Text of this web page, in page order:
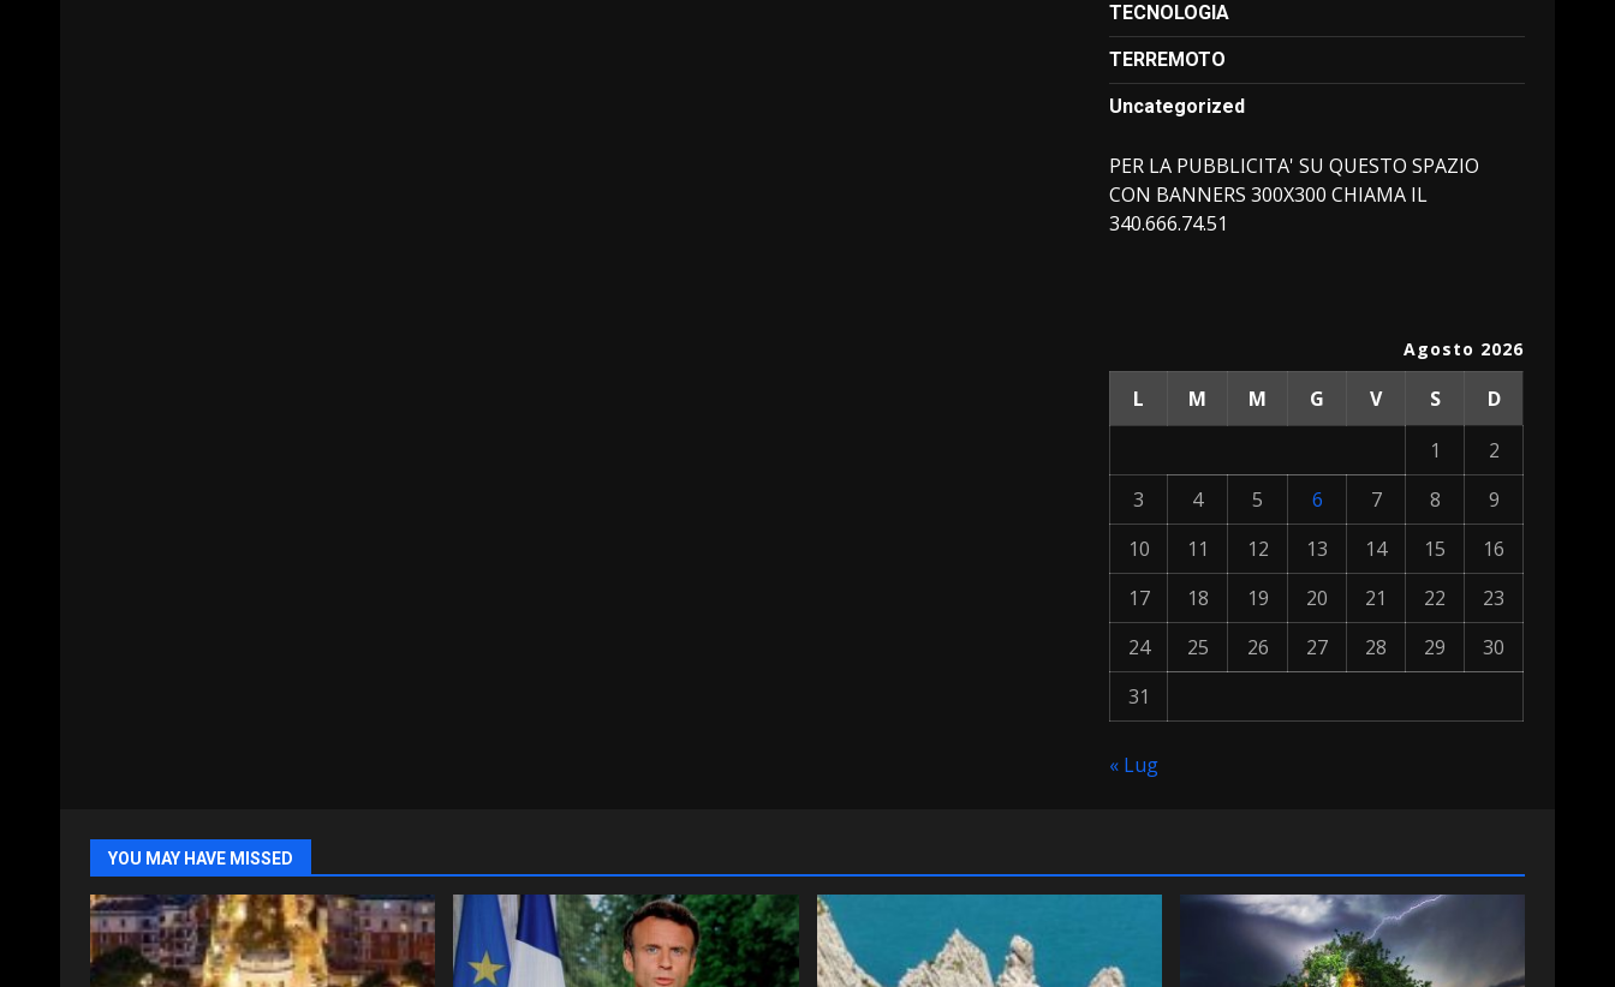
TECNOLOGIA
TERREMOTO
Uncategorized
PER LA PUBBLICITA' SU QUESTO SPAZIO
CON BANNERS 300X300 CHIAMA IL
340.666.74.51
Agosto 2026
L M M G V S
D
1
2
3
4 5 6 7 8
9
10
11 12 13 14 15
16
17
18 19 20 21 22
23
24
25 26 27 28 29
30
31
« Lug
YOU MAY HAVE MISSED